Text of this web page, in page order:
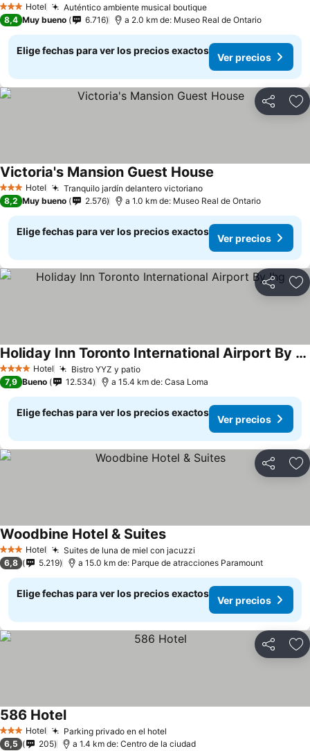
3 Estrellas
Hotel Auténtico ambiente musical boutique
8,4 Muy bueno 6.716 a 2.0 km de: Museo Real de Ontario
Elige fechas para ver los precios exactos
Ver precios
Compartir
3 Estrellas
Hotel Tranquilo jardín delantero victoriano
Victoria's Mansion Guest House
8,2 Muy bueno 2.576 a 1.0 km de: Museo Real de Ontario
Elige fechas para ver los precios exactos
Ver precios
Compartir
4 EstrellasHotel Bistro YYZ y patio
Holiday Inn Toronto International Airport By Ihg
7,9 Bueno 12.534 a 15.4 km de: Casa Loma
Elige fechas para ver los precios exactos
Ver precios
Compartir
3 Estrellas
Hotel Suites de luna de miel con jacuzzi
Woodbine Hotel & Suites
6,8 5.219 a 15.0 km de: Parque de atracciones Paramount
Elige fechas para ver los precios exactos
Ver precios
Compartir
3 Estrellas
Hotel Parking privado en el hotel
586 Hotel
6,5 205 a 1.4 km de: Centro de la ciudad